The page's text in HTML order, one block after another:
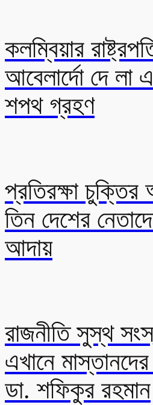
কলম্বিয়ার
আবেলার্দো দে লা
শপথ গ্রহণ
প্রতিরক্ষা
তিন দেশের
আদায়
রাজনীতি সুস্থ
এখানে
ডা. শফিকুর রহমান